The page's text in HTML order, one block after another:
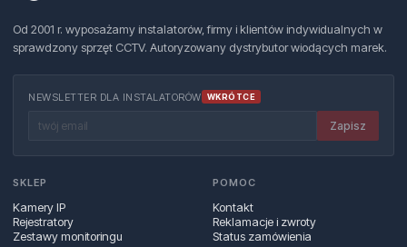
Od 2001 r. wyposażamy instalatorów, firmy i klientów indywidualnych w
sprawdzony sprzęt CCTV. Autoryzowany dystrybutor wiodących marek.
NEWSLETTER DLA INSTALATORÓW WKRÓTCE
Zapisz
SKLEP
Kamery IP
Rejestratory
Zestawy monitoringu
POMOC
Kontakt
Reklamacje i zwroty
Status zamówienia